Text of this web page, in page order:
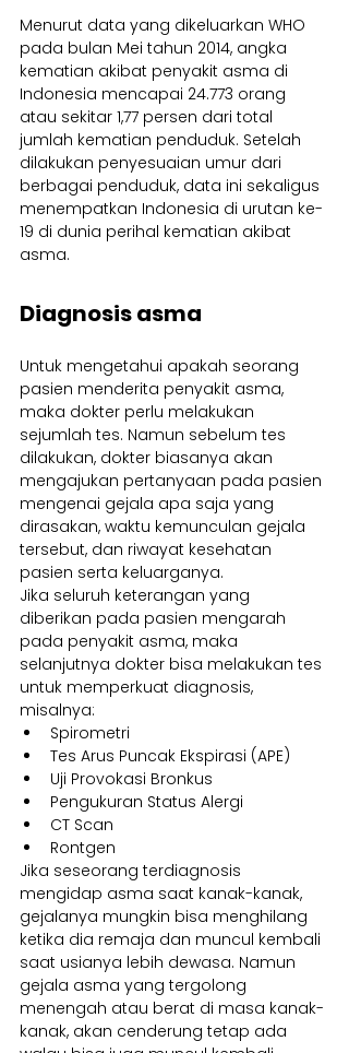
Menurut data yang dikeluarkan WHO
pada bulan Mei tahun 2014, angka
kematian akibat penyakit asma di
Indonesia mencapai 24.773 orang
atau sekitar 1,77 persen dari total
jumlah kematian penduduk. Setelah
dilakukan penyesuaian umur dari
berbagai penduduk, data ini sekaligus
menempatkan Indonesia di urutan ke-
19 di dunia perihal kematian akibat
asma.
Diagnosis asma
Untuk mengetahui apakah seorang
pasien menderita penyakit asma,
maka dokter perlu melakukan
sejumlah tes. Namun sebelum tes
dilakukan, dokter biasanya akan
mengajukan pertanyaan pada pasien
mengenai gejala apa saja yang
dirasakan, waktu kemunculan gejala
tersebut, dan riwayat kesehatan
pasien serta keluarganya.
Jika seluruh keterangan yang
diberikan pada pasien mengarah
pada penyakit asma, maka
selanjutnya dokter bisa melakukan tes
untuk memperkuat diagnosis,
misalnya:
Spirometri
Tes Arus Puncak Ekspirasi (APE)
Uji Provokasi Bronkus
Pengukuran Status Alergi
CT Scan
Rontgen
Jika seseorang terdiagnosis
mengidap asma saat kanak-kanak,
gejalanya mungkin bisa menghilang
ketika dia remaja dan muncul kembali
saat usianya lebih dewasa. Namun
gejala asma yang tergolong
menengah atau berat di masa kanak-
kanak, akan cenderung tetap ada